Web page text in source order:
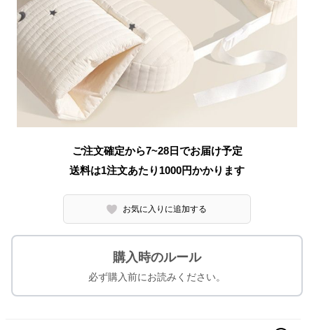
ご注文確定から7~28日でお届け予定
送料は1注文あたり 1000円かかります
お気に入りに追加する
購入時のルール
必ず購入前にお読みください。